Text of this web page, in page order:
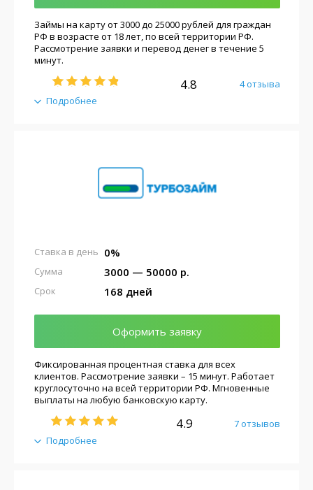
Подробнее
Займы на карту от 3000 до 25000 рублей для граждан
РФ в возрасте от 18 лет, по всей территории РФ.
Рассмотрение заявки и перевод денег в течение 5
минут.
4.8 4 отзыва
0%
Ставка в день
3000 — 50000 р.
Сумма
168 дней
Срок
Оформить заявку
Подробнее
Фиксированная процентная ставка для всех
клиентов. Рассмотрение заявки – 15 минут. Работает
круглосуточно на всей территории РФ. Мгновенные
выплаты на любую банковскую карту.
4.9 7 отзывов